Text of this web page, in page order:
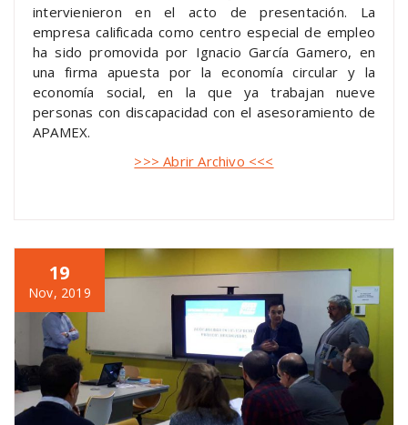
intervienieron en el acto de presentación. La
empresa calificada como centro especial de empleo
ha sido promovida por Ignacio García Gamero, en
una firma apuesta por la economía circular y la
economía social, en la que ya trabajan nueve
personas con discapacidad con el asesoramiento de
APAMEX.
>>> Abrir Archivo <<<
19
Nov, 2019